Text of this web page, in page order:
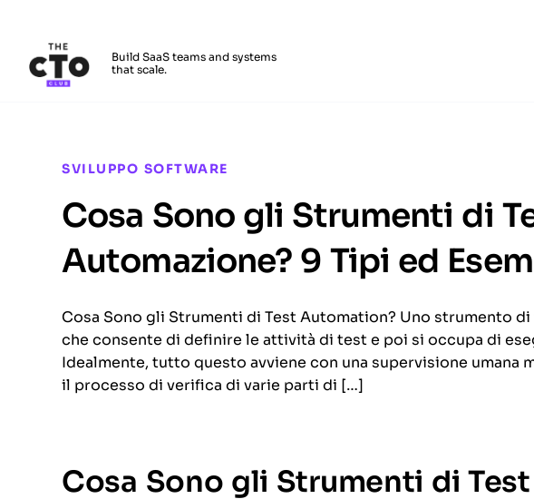
Build SaaS teams and systems
that scale.
SVILUPPO SOFTWARE
Cosa Sono gli Strumenti di
Automazione? 9 Tipi ed
Cosa Sono gli Strumenti di Test Automation? Uno strumento
che consente di definire le attività di test e poi si occupa di
Idealmente, tutto questo avviene con una supervisione umana
il processo di verifica di varie parti di […]
Cosa Sono gli Strumenti di